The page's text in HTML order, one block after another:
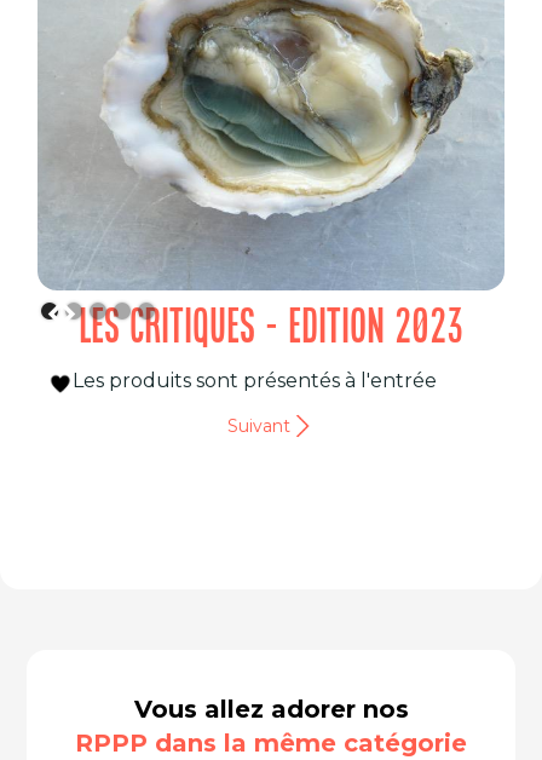
LES CRITIQUES - EDITION 2023
Les produits sont présentés à l'entrée
Suivant
Vous allez adorer nos
RPPP dans la même catégorie